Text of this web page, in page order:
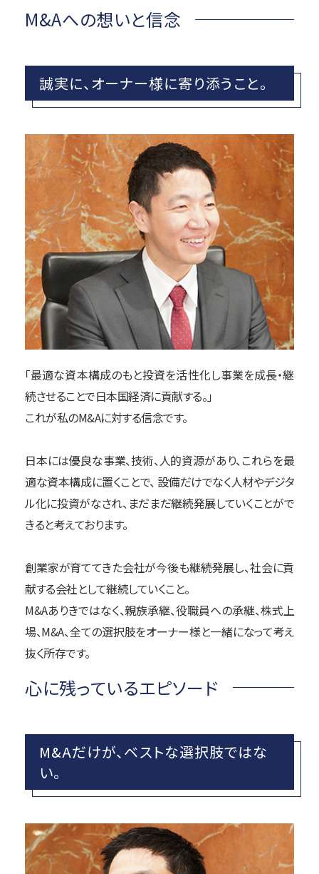
M&Aへの想いと信念
誠実に、オーナー様に寄り添うこと。
「最適な資本構成のもと投資を活性化し事業を成長・継
続させることで日本国経済に貢献する。」
これが私のM&Aに対する信念です。
日本には優良な事業、技術、人的資源があり、これらを最
適な資本構成に置くことで、 設備だけでなく人材やデジタ
ル化に投資がなされ、まだまだ継続発展していくことがで
きると考えております。
創業家が育ててきた会社が今後も継続発展し、社会に貢
献する会社として継続していくこと。
M&Aありきではなく、親族承継、役職員への承継、株式上
場、M&A、全ての選択肢をオーナー様と一緒になって考え
抜く所存です。
心に残っているエピソード
M&Aだけが、ベストな選択肢ではな
い。